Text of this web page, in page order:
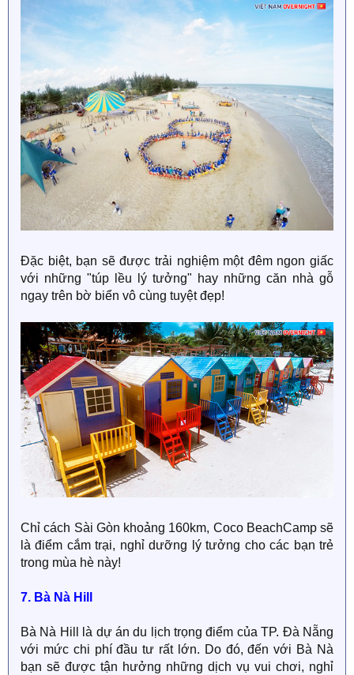
Đặc biệt, bạn sẽ được trải nghiệm một đêm ngon giấc
với những "túp lều lý tưởng" hay những căn nhà gỗ
ngay trên bờ biển vô cùng tuyệt đẹp!
Chỉ cách Sài Gòn khoảng 160km, Coco BeachCamp sẽ
là điểm cắm trại, nghỉ dưỡng lý tưởng cho các bạn trẻ
trong mùa hè này!
7. Bà Nà Hill
Bà Nà Hill là dự án du lịch trọng điểm của TP. Đà Nẵng
với mức chi phí đầu tư rất lớn. Do đó, đến với Bà Nà
bạn sẽ được tận hưởng những dịch vụ vui chơi, nghỉ